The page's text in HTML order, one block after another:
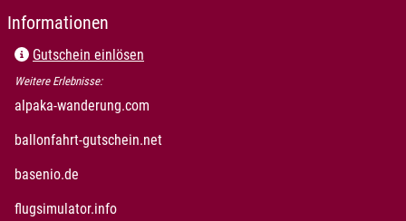
Informationen
Gutschein einlösen
Weitere Erlebnisse:
alpaka-wanderung.com
ballonfahrt-gutschein.netöffnet in neuem Fenster
basenio.de
flugsimulator.infoöffnet in neuem Fenster